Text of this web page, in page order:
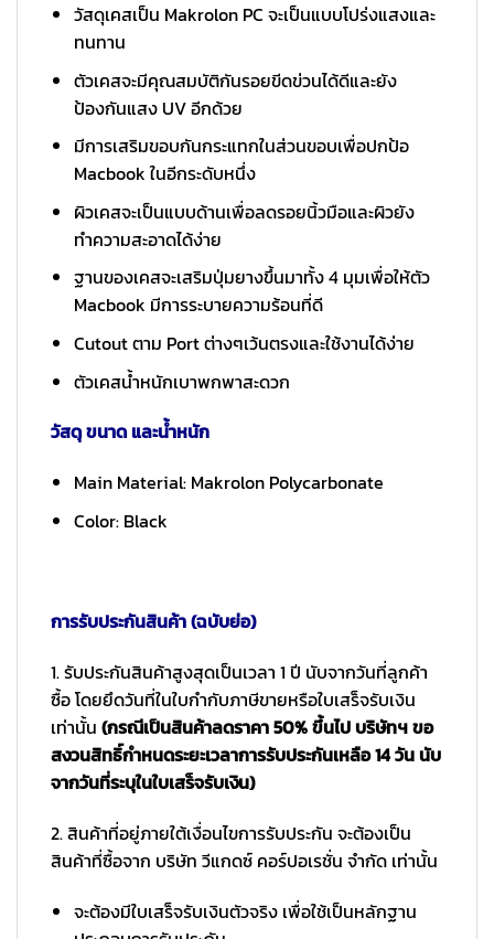
วัสดุเคสเป็น Makrolon PC จะเป็นแบบโปร่งแสงและ
ทนทาน
ตัวเคสจะมีคุณสมบัติกันรอยขีดข่วนได้ดีและยัง
ป้องกันแสง UV อีกด้วย
มีการเสริมขอบกันกระแทกในส่วนขอบเพื่อปกป้อ
Macbook ในอีกระดับหนึ่ง
ผิวเคสจะเป็นแบบด้านเพื่อลดรอยนิ้วมือและผิวยัง
ทำความสะอาดได้ง่าย
ฐานของเคสจะเสริมปุ่มยางขึ้นมาทั้ง 4 มุมเพื่อให้ตัว
Macbook มีการระบายความร้อนที่ดี
Cutout ตาม Port ต่างๆเว้นตรงและใช้งานได้ง่าย
ตัวเคสน้ำหนักเบาพกพาสะดวก
วัสดุ ขนาด และน้ำหนัก
Main Material: Makrolon Polycarbonate
Color: Black
การรับประกันสินค้า (ฉบับย่อ)
1. รับประกันสินค้าสูงสุดเป็นเวลา 1 ปี นับจากวันที่ลูกค้า
ซื้อ โดยยึดวันที่ในใบกำกับภาษีขายหรือใบเสร็จรับเงิน
เท่านั้น (กรณีเป็นสินค้าลดราคา 50% ขึ้นไป บริษัทฯ ขอ
สงวนสิทธิ์กำหนดระยะเวลาการรับประกันเหลือ 14 วัน นับ
จากวันที่ระบุในใบเสร็จรับเงิน)
2. สินค้าที่อยู่ภายใต้เงื่อนไขการรับประกัน จะต้องเป็น
สินค้าที่ซื้อจาก บริษัท วีแกดซ์ คอร์ปอเรชั่น จำกัด เท่านั้น
จะต้องมีใบเสร็จรับเงินตัวจริง เพื่อใช้เป็นหลักฐาน